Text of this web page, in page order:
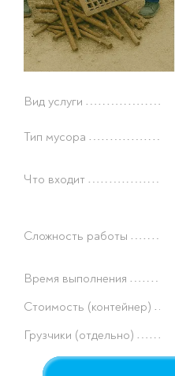
Вид услуги
Тип мусора
Что входит
Сложность работы
Время выполнения
Стоимость (контейнер)
Грузчики (отдельно)